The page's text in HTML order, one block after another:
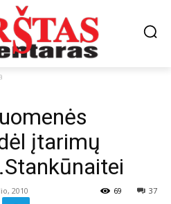
įtarimų
2010 37
69